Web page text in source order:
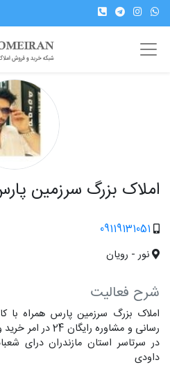
املاک بزرگ سرزمین
09119131051
نور - رویان
شرح فعالیت
املاک بزرگ سرزمین پارس همراه با
رسانی و مشاوره
در سرتاسر استان مازندران درای
داودی